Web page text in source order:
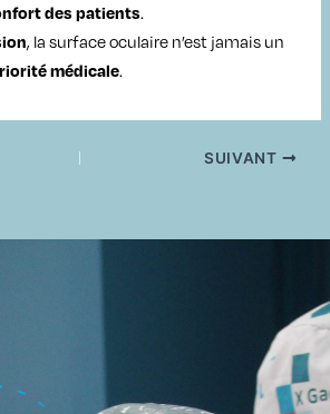
des patients.
, la surface oculaire n’est jamais un
médicale.
SUIVANT